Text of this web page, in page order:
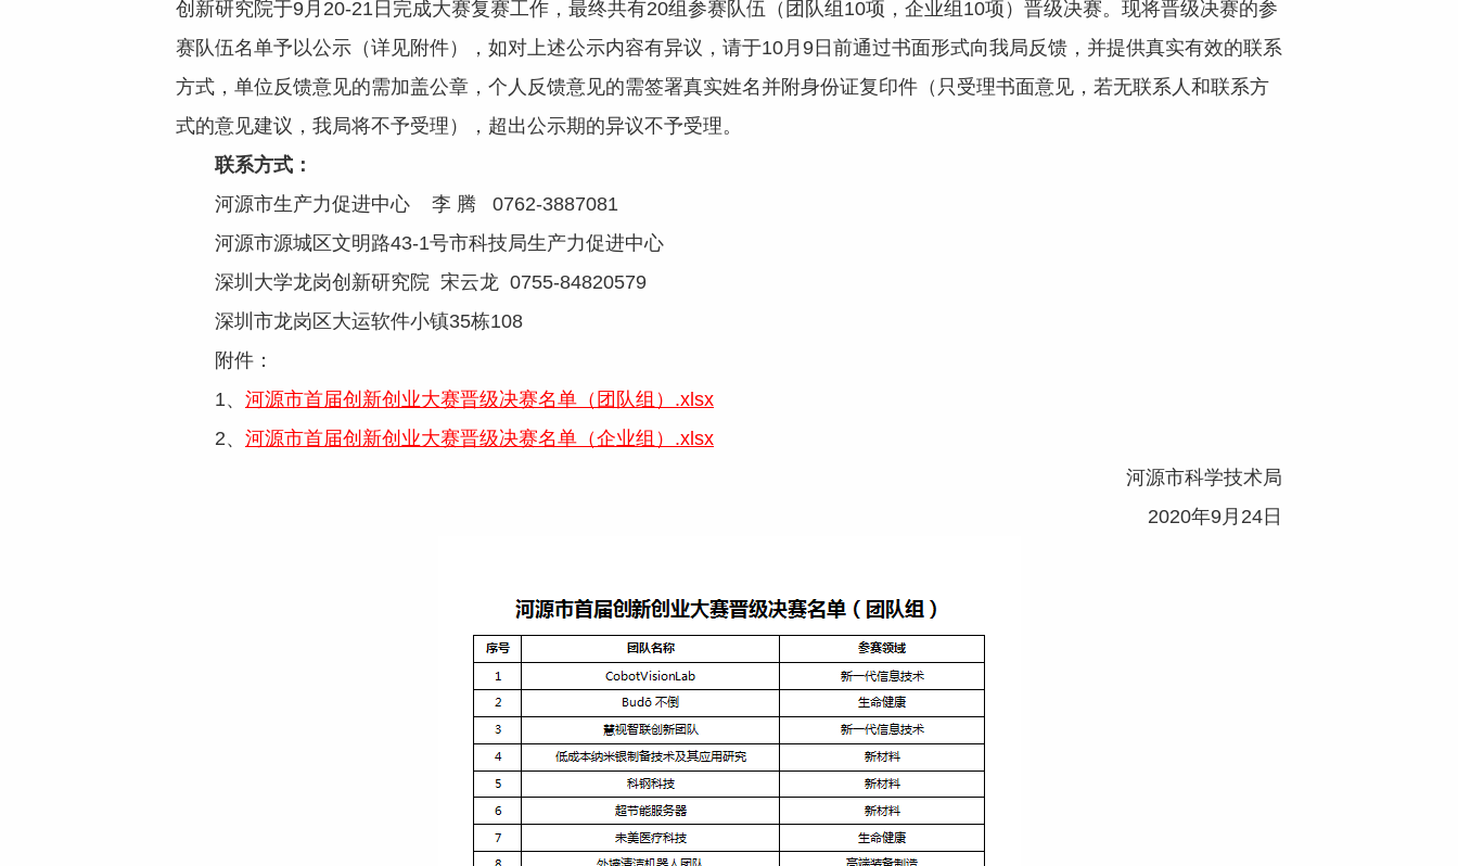
创新研究院于9月20-21日完成大赛复赛工作，最终共有20组参赛队伍（团队组10项，企业组10项）晋级决赛。现将晋级决赛的参
赛队伍名单予以公示（详见附件），如对上述公示内容有异议，请于10月9日前通过书面形式向我局反馈，并提供真实有效的联系
方式，单位反馈意见的需加盖公章，个人反馈意见的需签署真实姓名并附身份证复印件（只受理书面意见，若无联系人和联系方
式的意见建议，我局将不予受理），超出公示期的异议不予受理。
联系方式：
河源市生产力促进中心 李 腾 0762-3887081
河源市源城区文明路43-1号市科技局生产力促进中心
深圳大学龙岗创新研究院 宋云龙 0755-84820579
深圳市龙岗区大运软件小镇35栋108
附件：
1、 河源市首届创新创业大赛晋级决赛名单（团队组）.xlsx
2、 河源市首届创新创业大赛晋级决赛名单（企业组）.xlsx
河源市科学技术局
2020年9月24日